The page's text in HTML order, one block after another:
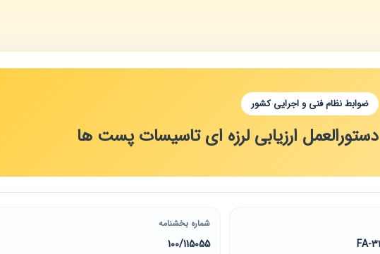
ضوابط نظام فنی و اجرایی کشور
دستورالعمل ارزیابی لرزه ای تاسیسات پست ها
شماره بخشنامه
100/115055